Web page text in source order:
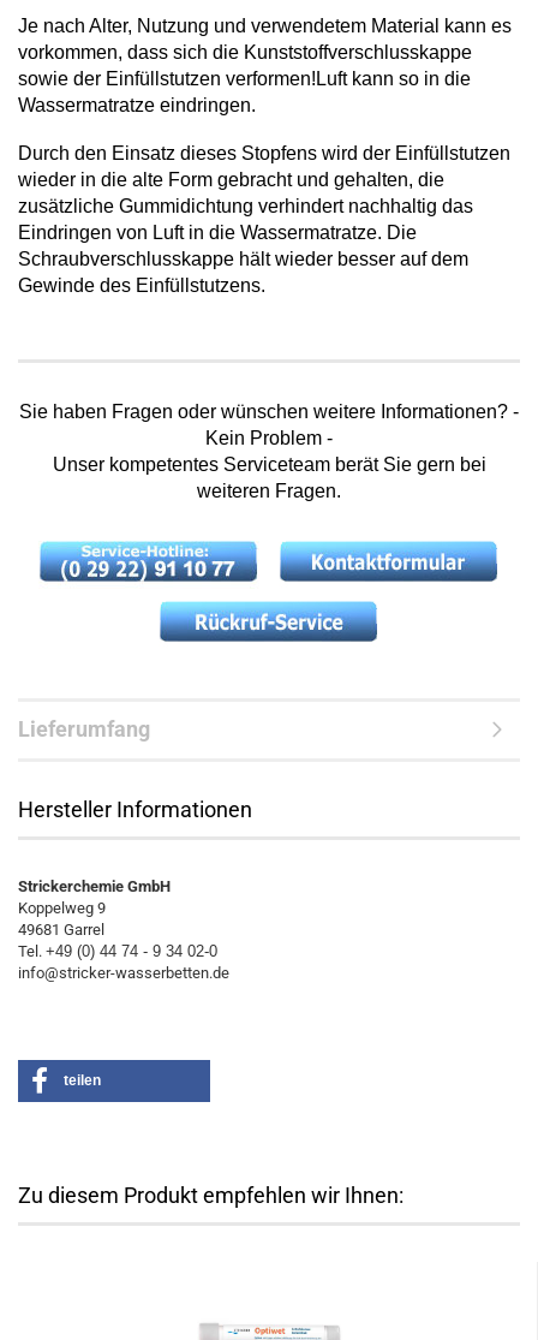
Je nach Alter, Nutzung und verwendetem Material kann es
vorkommen, dass sich die Kunststoffverschlusskappe
sowie der Einfüllstutzen verformen!Luft kann so in die
Wassermatratze eindringen.
Durch den Einsatz dieses Stopfens wird der Einfüllstutzen
wieder in die alte Form gebracht und gehalten, die
zusätzliche Gummidichtung verhindert nachhaltig das
Eindringen von Luft in die Wassermatratze. Die
Schraubverschlusskappe hält wieder besser auf dem
Gewinde des Einfüllstutzens.
Sie haben Fragen oder wünschen weitere Informationen? -
Kein Problem -
Unser kompetentes Serviceteam berät Sie gern bei
weiteren Fragen.
Lieferumfang
Hersteller Informationen
Strickerchemie GmbH
Koppelweg 9
49681 Garrel
Tel. +49 (0) 44 74 - 9 34 02-0
info@stricker-wasserbetten.de
teilen
Zu diesem Produkt empfehlen wir Ihnen: